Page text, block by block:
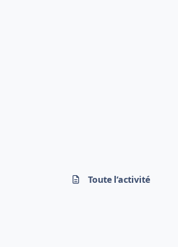
Toute l’activité